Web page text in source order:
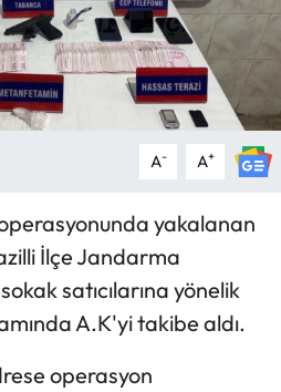
A- A+
yakalanan
İlçe Jandarma
satıcılarına yönelik
A.K'yi takibe aldı.
operasyon